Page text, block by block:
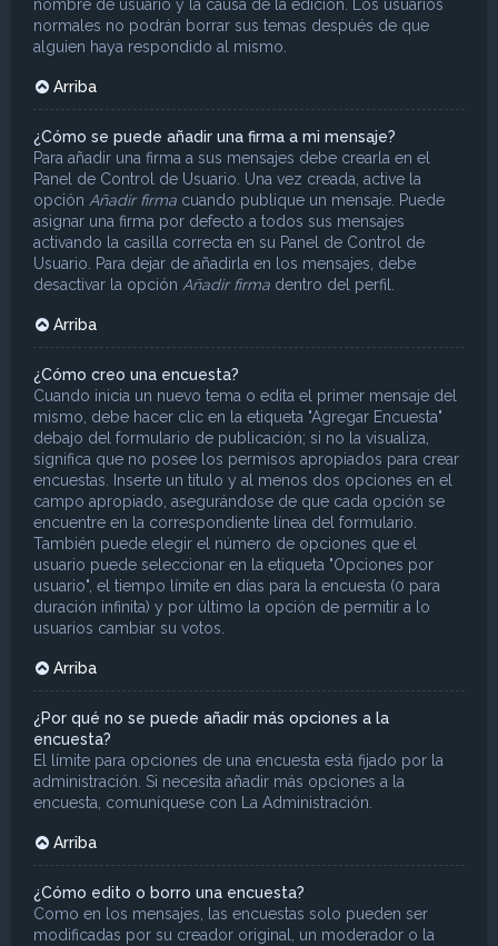
nombre de usuario y la causa de la edición. Los usuarios
normales no podrán borrar sus temas después de que
alguien haya respondido al mismo.
Arriba
¿Cómo se puede añadir una firma a mi mensaje?
Para añadir una firma a sus mensajes debe crearla en el
Panel de Control de Usuario. Una vez creada, active la
opción Añadir firma cuando publique un mensaje. Puede
asignar una firma por defecto a todos sus mensajes
activando la casilla correcta en su Panel de Control de
Usuario. Para dejar de añadirla en los mensajes, debe
desactivar la opción Añadir firma dentro del perfil.
Arriba
¿Cómo creo una encuesta?
Cuando inicia un nuevo tema o edita el primer mensaje del
mismo, debe hacer clic en la etiqueta "Agregar Encuesta"
debajo del formulario de publicación; si no la visualiza,
significa que no posee los permisos apropiados para crear
encuestas. Inserte un título y al menos dos opciones en el
campo apropiado, asegurándose de que cada opción se
encuentre en la correspondiente línea del formulario.
También puede elegir el número de opciones que el
usuario puede seleccionar en la etiqueta "Opciones por
usuario", el tiempo límite en días para la encuesta (0 para
duración infinita) y por último la opción de permitir a lo
usuarios cambiar su votos.
Arriba
¿Por qué no se puede añadir más opciones a la
encuesta?
El límite para opciones de una encuesta está fijado por la
administración. Si necesita añadir más opciones a la
encuesta, comuníquese con La Administración.
Arriba
¿Cómo edito o borro una encuesta?
Como en los mensajes, las encuestas solo pueden ser
modificadas por su creador original, un moderador o la